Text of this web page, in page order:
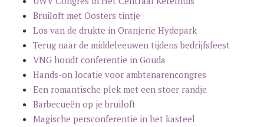
Bruiloft met Oosters tintje
Los van de drukte in Oranjerie Hydepark
Terug naar de middeleeuwen tijdens bedrijfsfeest
VNG houdt conferentie in Gouda
Hands-on locatie voor ambtenarencongres
Een romantische plek met een stoer randje
Barbecueën op je bruiloft
Magische persconferentie in het kasteel